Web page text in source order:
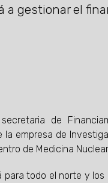
a gestionar el
de
empresa de
de Medicina
todo el norte y los